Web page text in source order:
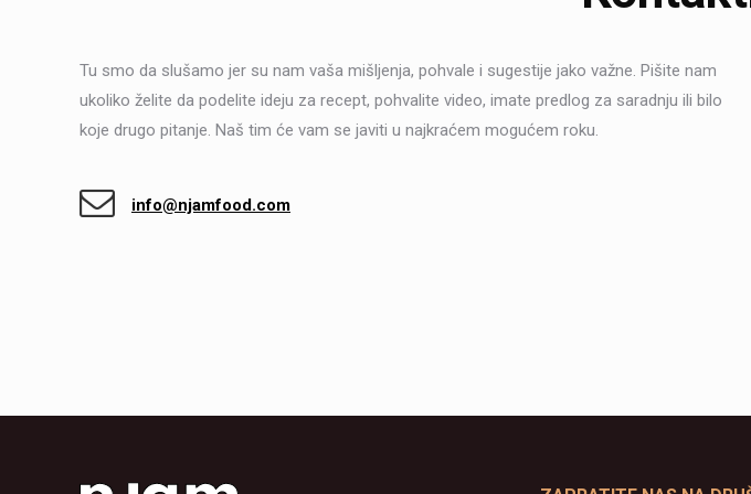
Tu smo da slušamo jer su nam vaša mišljenja, pohvale i sugestije jako važne. Pišite nam
ukoliko želite da podelite ideju za recept, pohvalite video, imate predlog za saradnju ili bilo
koje drugo pitanje. Naš tim će vam se javiti u najkraćem mogućem roku.
info@njamfood.com